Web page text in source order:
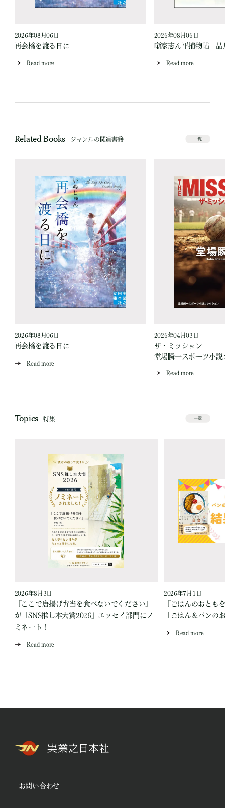
2026年08月06日
再会橋を渡る日に
Read more
2026年08月06日
噺家志ん平捕物帖 品
Read more
Related Books ジャンルの関連書籍 一覧
2026年08月06日
再会橋を渡る日に
Read more
2026年04月03日
ザ・ミッション
堂場瞬一スポーツ小説
Read more
Topics 特集 一覧
2026年8月3日
『ここで唐揚げ弁当を食べないでください』
が「SNS推し本大賞2026」エッセイ部門にノ
ミネート！
Read more
2026年7月1日
『ごはんのおとも
「ごはん＆パンの
Read more
お問い合わせ